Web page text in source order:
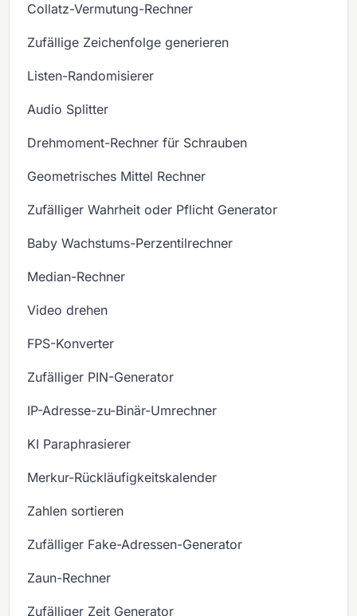
Collatz-Vermutung-Rechner
Zufällige Zeichenfolge generieren
Listen-Randomisierer
Audio Splitter
Drehmoment-Rechner für Schrauben
Geometrisches Mittel Rechner
Zufälliger Wahrheit oder Pflicht Generator
Baby Wachstums-Perzentilrechner
Median-Rechner
Video drehen
FPS-Konverter
Zufälliger PIN-Generator
IP-Adresse-zu-Binär-Umrechner
KI Paraphrasierer
Merkur-Rückläufigkeitskalender
Zahlen sortieren
Zufälliger Fake-Adressen-Generator
Zaun-Rechner
Zufälliger Zeit Generator